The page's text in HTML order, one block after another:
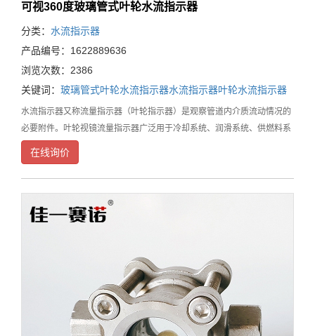
可视360度玻璃管式叶轮水流指示器
分类： 水流指示器
产品编号：1622889636
浏览次数：2386
关键词： 玻璃管式叶轮水流指示器水流指示器叶轮水流指示器
水流指示器又称流量指示器（叶轮指示器）是观察管道内介质流动情况的
必要附件。叶轮视镜流量指示器广泛用于冷却系统、润滑系统、供燃料系
统、石油、化工、化纤、医药、食品等工业生产装置中，能随时观察液
体、气体、蒸汽等介质的流动反应情况，是保障正常生产
在线询价